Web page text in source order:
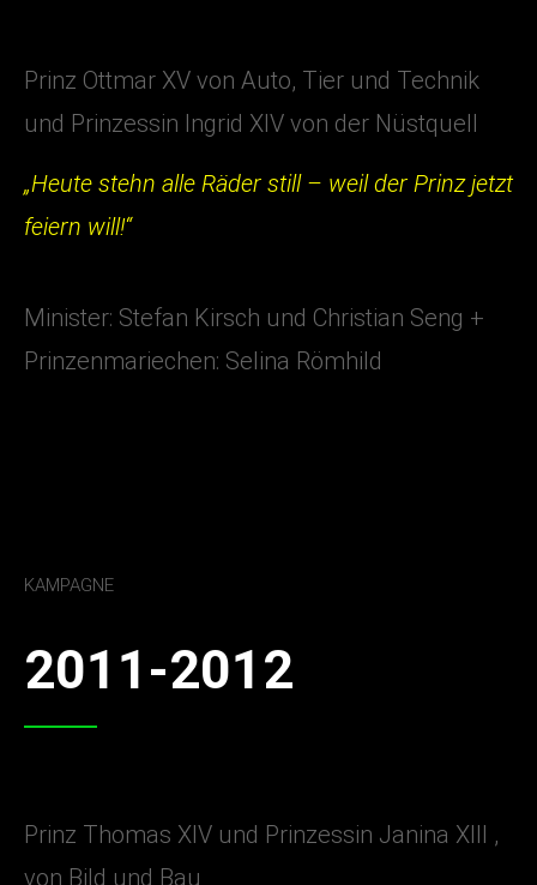
Prinz Ottmar XV von Auto, Tier und Technik
und Prinzessin Ingrid XIV von der Nüstquell
„Heute stehn alle Räder still – weil der Prinz jetzt
feiern will!“
Minister: Stefan Kirsch und Christian Seng +
Prinzenmariechen: Selina Römhild
KAMPAGNE
2011-2012
Prinz Thomas XIV und Prinzessin Janina XIII ,
von Bild und Bau